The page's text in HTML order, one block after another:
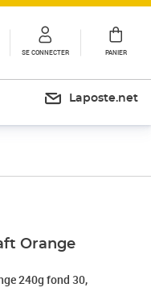
SE CONNECTER PANIER
Laposte.net
Orange
240g fond 30,